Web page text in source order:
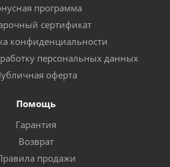
программа
сертификат
конфиденциальности
персональных данных
оферта
Помощь
Гарантия
Возврат
продажи